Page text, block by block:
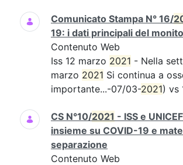
Comunicato Stampa N° 16/
19: i dati principali del
Contenuto Web
Iss 12 marzo 2021 - Nella
marzo 2021 Si continua a
importante...-07/03-2021) vs
CS N°10/2021 - ISS e
insieme su COVID-19 e
separazione
Contenuto Web